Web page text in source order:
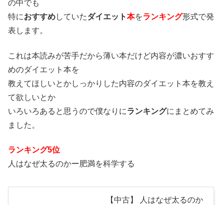
の中でも
特におすすめしていたダイエット本をランキング形式で発
表します。
これは本読みが苦手だから薄い本だけど内容が濃いおすす
めのダイエット本を
教えてほしいとかしっかりした内容のダイエット本を教え
て欲しいとか
いろいろあると思うので僕なりにランキングにまとめてみ
ました。
ランキング5位
人はなぜ太るのかー肥満を科学する
【中古】 人はなぜ太るのか